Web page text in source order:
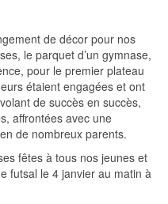
de décor pour nos
le parquet d’un gymnase,
pour le premier plateau
étaient engagées et ont
de succès en succès,
affrontées avec une
de nombreux parents.
fêtes à tous nos jeunes et
futsal le 4 janvier au matin à